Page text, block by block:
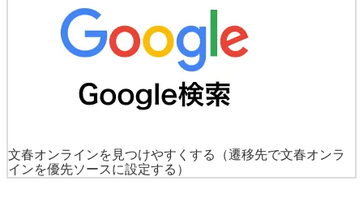
文春オンラインを見つけやすくする
（遷移先で文春オンラ
インを優先ソースに設定する）